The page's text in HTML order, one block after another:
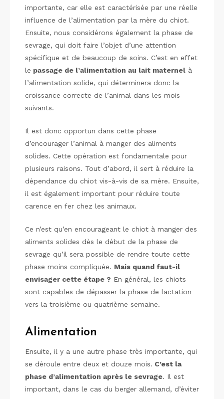
importante, car elle est caractérisée par une réelle
influence de l’alimentation par la mère du chiot.
Ensuite, nous considérons également la phase de
sevrage, qui doit faire l’objet d’une attention
spécifique et de beaucoup de soins. C’est en effet
le passage de l’alimentation au lait maternel à
l’alimentation solide, qui déterminera donc la
croissance correcte de l’animal dans les mois
suivants.
Il est donc opportun dans cette phase
d’encourager l’animal à manger des aliments
solides. Cette opération est fondamentale pour
plusieurs raisons. Tout d’abord, il sert à réduire la
dépendance du chiot vis-à-vis de sa mère. Ensuite,
il est également important pour réduire toute
carence en fer chez les animaux.
Ce n’est qu’en encourageant le chiot à manger des
aliments solides dès le début de la phase de
sevrage qu’il sera possible de rendre toute cette
phase moins compliquée. Mais quand faut-il
envisager cette étape ? En général, les chiots
sont capables de dépasser la phase de lactation
vers la troisième ou quatrième semaine.
Alimentation
Ensuite, il y a une autre phase très importante, qui
se déroule entre deux et douze mois. C’est la
phase d’alimentation après le sevrage. Il est
important, dans le cas du berger allemand, d’éviter